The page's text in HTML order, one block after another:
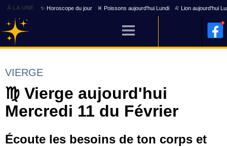
À LA UNE ✨ Horoscope du jour ♓ Poissons aujourd'hui Lundi ♌ Lion aujourd'hui
VIERGE
♍ Vierge aujourd'hui
Mercredi 11 du Février
Écoute les besoins de ton corps et